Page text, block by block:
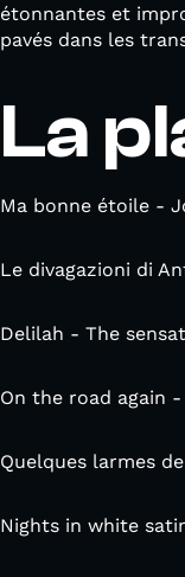
étonnantes et
pavés dans les
La
Ma bonne étoile -
Le divagazioni di
Delilah - The
On the road again
Quelques larmes
Nights in white